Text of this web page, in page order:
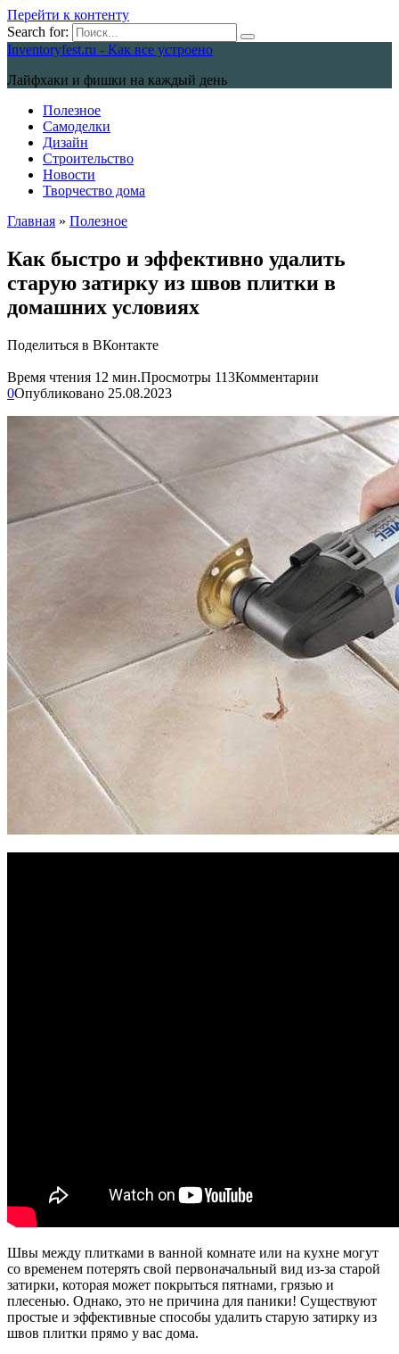
Перейти к контенту
Search for:
Inventoryfest.ru - Как все устроено
Лайфхаки и фишки на каждый день
Полезное
Самоделки
Дизайн
Строительство
Новости
Творчество дома
Главная » Полезное
Как быстро и эффективно удалить
старую затирку из швов плитки в
домашних условиях
Поделиться в ВКонтакте
Время чтения 12 мин.Просмотры 113Комментарии
0Опубликовано 25.08.2023
Швы между плитками в ванной комнате или на кухне могут
со временем потерять свой первоначальный вид из-за старой
затирки, которая может покрыться пятнами, грязью и
плесенью. Однако, это не причина для паники! Существуют
простые и эффективные способы удалить старую затирку из
швов плитки прямо у вас дома.